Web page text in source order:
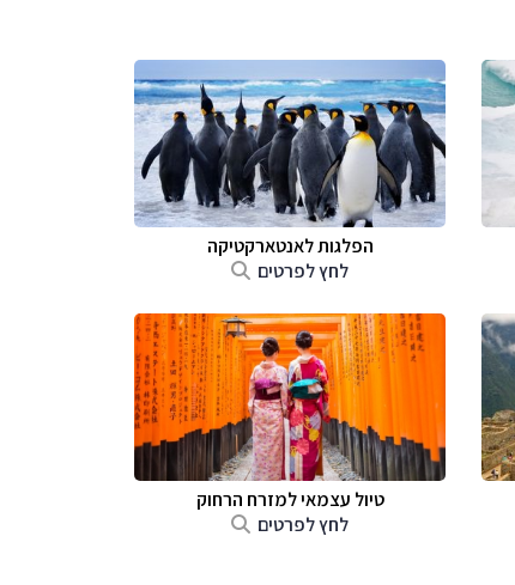
הפלגות לאנטארקטיקה
לחץ לפרטים
טיול עצמאי למזרח הרחוק
לחץ לפרטים